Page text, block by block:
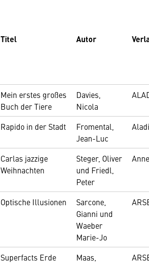
Titel Autor
Mein erstes großes
Buch der Tiere
Davies,
Nicola
Rapido in der Stadt
Fromental,
Jean-Luc
Carlas jazzige
Weihnachten
Steger, Oliver
und Friedl,
Peter
Optische Illusionen
Sarcone,
Gianni und
Waeber
Marie-Jo
Superfacts Erde
Maas,